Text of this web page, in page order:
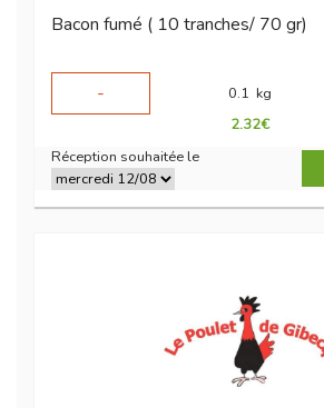
Bacon fumé ( 10 tranches/ 70 gr)
-
0.1 kg
2.32€
Réception souhaitée le